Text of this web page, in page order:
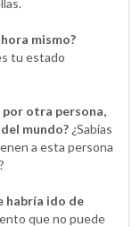
mismo?
tu estado
por otra persona,
mundo? ¿Sabías
a esta persona
habría ido de
que no puede